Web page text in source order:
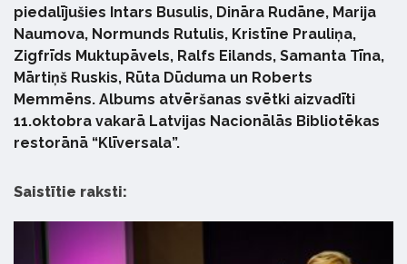
piedalījušies Intars Busulis, Dināra Rudāne, Marija
Naumova, Normunds Rutulis, Kristīne Prauliņa,
Zigfrīds Muktupāvels, Ralfs Eilands, Samanta Tīna,
Mārtiņš Ruskis, Rūta Dūduma un Roberts
Memmēns. Albums atvēršanas svētki aizvadīti
11.oktobra vakarā Latvijas Nacionālās Bibliotēkas
restorānā “Klīversala”.
Saistītie raksti: